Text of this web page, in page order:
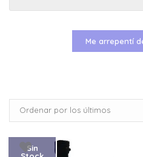
Sin
Me arrepentí